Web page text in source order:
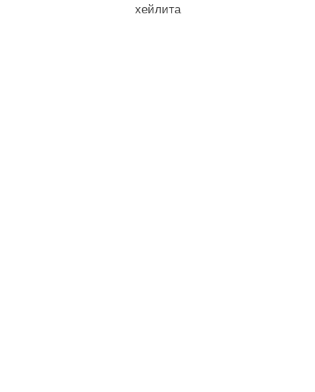
хейлита